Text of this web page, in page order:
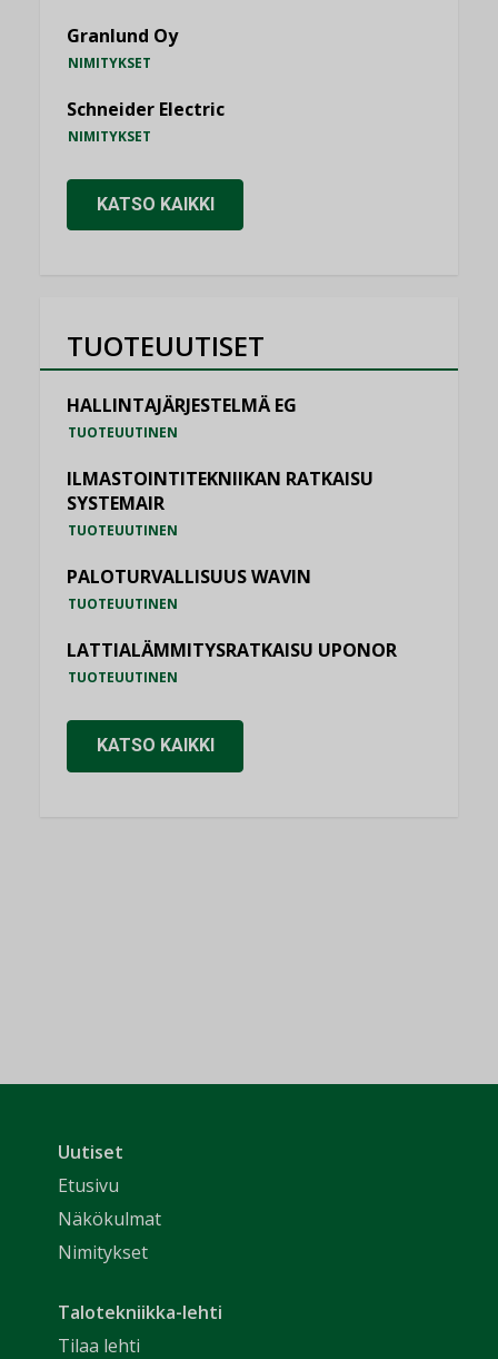
Granlund Oy
NIMITYKSET
Schneider Electric
NIMITYKSET
KATSO KAIKKI
TUOTEUUTISET
HALLINTAJÄRJESTELMÄ EG
TUOTEUUTINEN
ILMASTOINTITEKNIIKAN RATKAISU
SYSTEMAIR
TUOTEUUTINEN
PALOTURVALLISUUS WAVIN
TUOTEUUTINEN
LATTIALÄMMITYSRATKAISU UPONOR
TUOTEUUTINEN
KATSO KAIKKI
Uutiset
Etusivu
Näkökulmat
Nimitykset
Talotekniikka-lehti
Tilaa lehti